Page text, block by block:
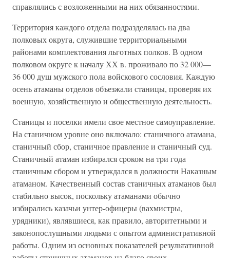
справлялись с возложенными на них обязанностями.
Территория каждого отдела подразделялась на два
полковых округа, служившие территориальными
районами комплектования льготных полков. В одном
полковом округе к началу ХХ в. проживало по 32 000—
36 000 душ мужского пола войскового сословия. Каждую
осень атаманы отделов объезжали станицы, проверяя их
военную, хозяйственную и общественную деятельность.
Станицы и поселки имели свое местное самоуправление.
На станичном уровне оно включало: станичного атамана,
станичный сбор, станичное правление и станичный суд.
Станичный атаман избирался сроком на три года
станичным сбором и утверждался в должности Наказным
атаманом. Качественный состав станичных атаманов был
стабильно высок, поскольку атаманами обычно
избирались казачьи унтер-офицеры (вахмистры,
урядники), являвшиеся, как правило, авторитетными и
законопослушными людьми с опытом административной
работы. Одним из основных показателей результативной